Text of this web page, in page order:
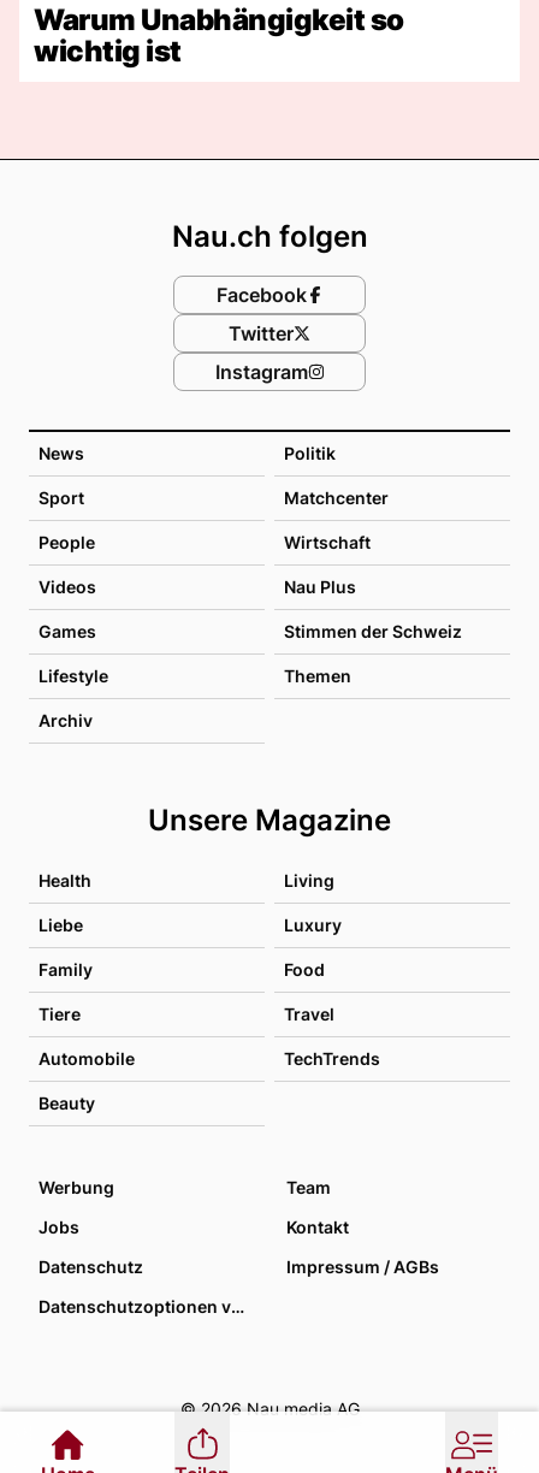
Warum Unabhängigkeit so
wichtig ist
News Politik
Sport Matchcenter
People Wirtschaft
Videos Nau Plus
Games Stimmen der Schweiz
Lifestyle Themen
Archiv
Unsere Magazine
Health Living
Liebe Luxury
Family Food
Tiere Travel
Automobile TechTrends
Beauty
Nau.ch folgen
Facebook
Twitter
Instagram
Werbung
Team
Jobs
Kontakt
Datenschutz
Impressum / AGBs
Datenschutzoptionen verwalten
© 2026 Nau media AG